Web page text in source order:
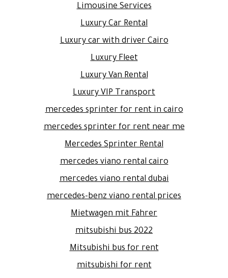
Limousine Services
Luxury Car Rental
Luxury car with driver Cairo
Luxury Fleet
Luxury Van Rental
Luxury VIP Transport
mercedes sprinter for rent in cairo
mercedes sprinter for rent near me
Mercedes Sprinter Rental
mercedes viano rental cairo
mercedes viano rental dubai
mercedes-benz viano rental prices
Mietwagen mit Fahrer
mitsubishi bus 2022
Mitsubishi bus for rent
mitsubishi for rent